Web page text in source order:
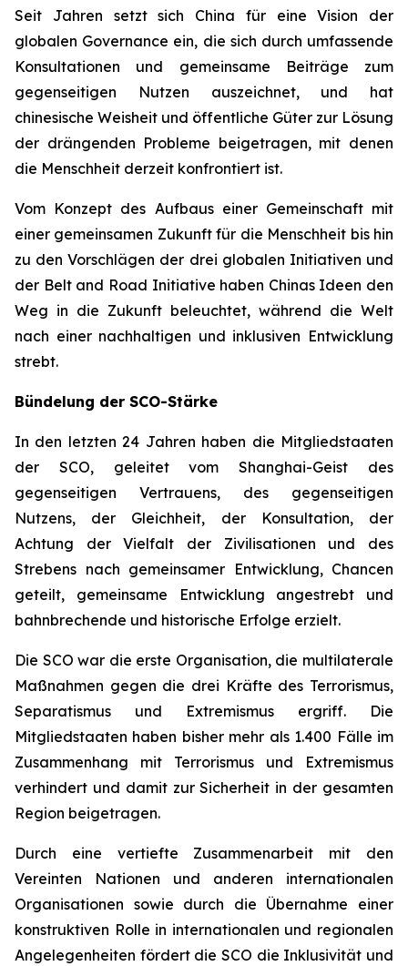
Seit Jahren setzt sich China für eine Vision der
globalen Governance ein, die sich durch umfassende
Konsultationen und gemeinsame Beiträge zum
gegenseitigen Nutzen auszeichnet, und hat
chinesische Weisheit und öffentliche Güter zur Lösung
der drängenden Probleme beigetragen, mit denen
die Menschheit derzeit konfrontiert ist.
Vom Konzept des Aufbaus einer Gemeinschaft mit
einer gemeinsamen Zukunft für die Menschheit bis hin
zu den Vorschlägen der drei globalen Initiativen und
der Belt and Road Initiative haben Chinas Ideen den
Weg in die Zukunft beleuchtet, während die Welt
nach einer nachhaltigen und inklusiven Entwicklung
strebt.
Bündelung der SCO-Stärke
In den letzten 24 Jahren haben die Mitgliedstaaten
der SCO, geleitet vom Shanghai-Geist des
gegenseitigen Vertrauens, des gegenseitigen
Nutzens, der Gleichheit, der Konsultation, der
Achtung der Vielfalt der Zivilisationen und des
Strebens nach gemeinsamer Entwicklung, Chancen
geteilt, gemeinsame Entwicklung angestrebt und
bahnbrechende und historische Erfolge erzielt.
Die SCO war die erste Organisation, die multilaterale
Maßnahmen gegen die drei Kräfte des Terrorismus,
Separatismus und Extremismus ergriff. Die
Mitgliedstaaten haben bisher mehr als 1.400 Fälle im
Zusammenhang mit Terrorismus und Extremismus
verhindert und damit zur Sicherheit in der gesamten
Region beigetragen.
Durch eine vertiefte Zusammenarbeit mit den
Vereinten Nationen und anderen internationalen
Organisationen sowie durch die Übernahme einer
konstruktiven Rolle in internationalen und regionalen
Angelegenheiten fördert die SCO die Inklusivität und